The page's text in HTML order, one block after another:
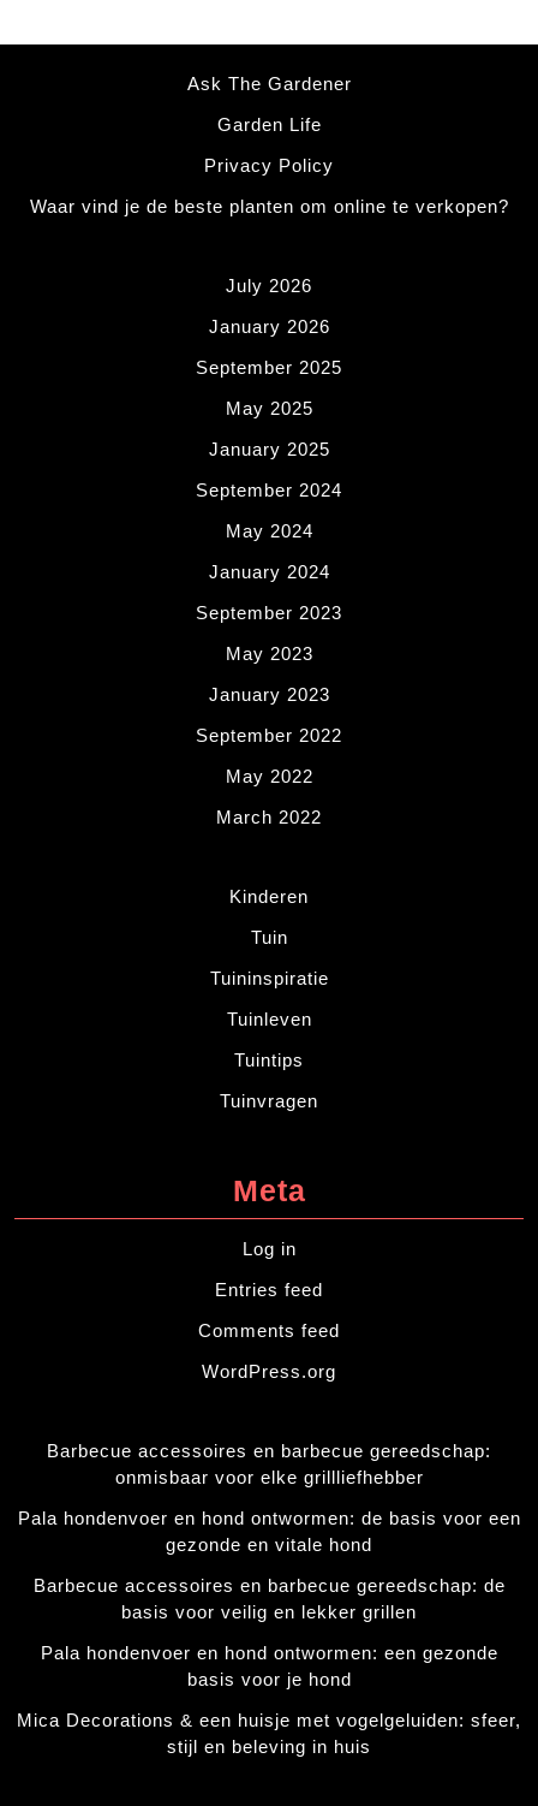
Oase
vijverpomp
Ask The Gardener
Garden Life
Privacy Policy
Waar vind je de beste planten om online te verkopen?
July 2026
January 2026
September 2025
May 2025
January 2025
September 2024
May 2024
January 2024
September 2023
May 2023
January 2023
September 2022
May 2022
March 2022
Kinderen
Tuin
Tuininspiratie
Tuinleven
Tuintips
Tuinvragen
Meta
Log in
Entries feed
Comments feed
WordPress.org
Barbecue accessoires en barbecue gereedschap:
onmisbaar voor elke grillliefhebber
Pala hondenvoer en hond ontwormen: de basis voor een
gezonde en vitale hond
Barbecue accessoires en barbecue gereedschap: de
basis voor veilig en lekker grillen
Pala hondenvoer en hond ontwormen: een gezonde
basis voor je hond
Mica Decorations & een huisje met vogelgeluiden: sfeer,
stijl en beleving in huis